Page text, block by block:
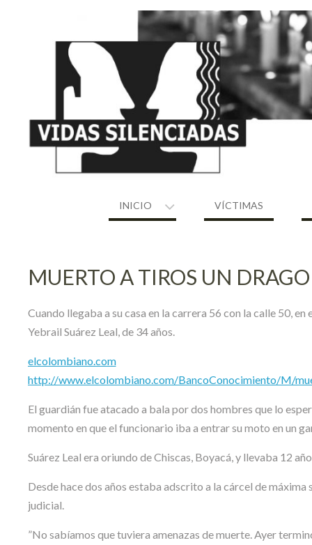
INICIO VÍCTIMAS
MUERTO A TIROS UN
Cuando llegaba a su casa en la carrera 56 con la calle 50,
Yebrail Suárez Leal, de 34 años.
elcolombiano.com
http://www.elcolombiano.com/BancoConocimiento/M/
El guardián fue atacado a bala por dos hombres que lo
momento en que el funcionario iba a entrar su moto en un
Suárez Leal era oriundo de Chiscas, Boyacá, y llevaba 12
Desde hace dos años estaba adscrito a la cárcel de
judicial.
”No sabíamos que tuviera amenazas de muerte. Ayer